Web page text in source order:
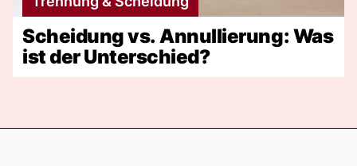
Scheidung vs. Annullierung: Was
ist der Unterschied?